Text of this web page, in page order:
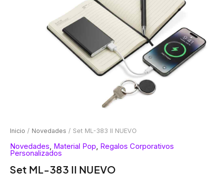
Inicio / Novedades / Set ML-383 II NUEVO
Novedades, Material Pop, Regalos Corporativos
Personalizados
Set ML-383 II NUEVO